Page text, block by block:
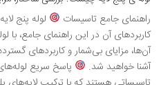
راهنمای جامع تاسیسات
لوله پنج
کاربردهای آن در این راهنمای جامع، با
آن‌ها، مزایای بی‌شمار و کاربردهای
آشنا خواهید شد.
پاسخ سریع